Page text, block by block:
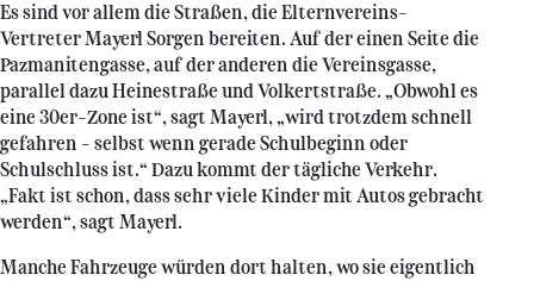
Es sind vor allem die Straßen, die Elternvereins-
Vertreter Mayerl Sorgen bereiten. Auf der einen Seite die
Pazmanitengasse, auf der anderen die Vereinsgasse,
parallel dazu Heinestraße und Volkertstraße. „Obwohl es
eine 30er-Zone ist“, sagt Mayerl, „wird trotzdem schnell
gefahren – selbst wenn gerade Schulbeginn oder
Schulschluss ist.“ Dazu kommt der tägliche Verkehr.
„Fakt ist schon, dass sehr viele Kinder mit Autos gebracht
werden“, sagt Mayerl.
Manche Fahrzeuge würden dort halten, wo sie eigentlich